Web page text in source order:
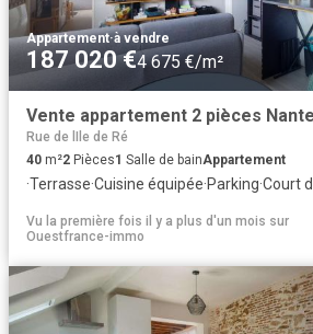
Appartement·à vendre
187 020 €4 675 €/m²
Rue de lIle de Ré
40 m²2 Pièces1 Salle de bainAppartement
·Terrasse·Cuisine équipée·Parking·Court
Vu la première fois il y a plus d'un mois sur
Ouestfrance-immo